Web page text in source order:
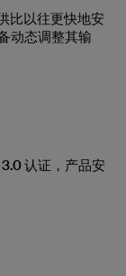
比以往更快地安
动态调整其输
认证，产品安